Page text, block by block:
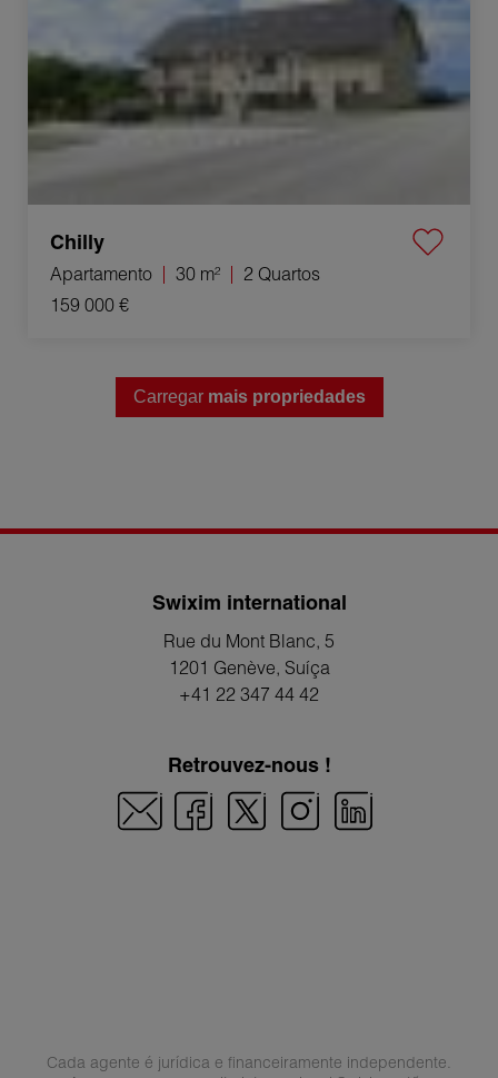
Chilly
Apartamento 30 m²
2 Quartos
159 000 €
Carregar mais propriedades
Swixim international
Rue du Mont Blanc, 5
1201 Genève, Suíça
+41 22 347 44 42
Retrouvez-nous !
Cada agente é jurídica e financeiramente independente.